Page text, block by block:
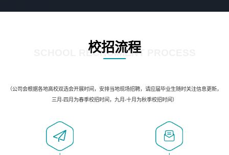
校招流程
SCHOOL RECRUIMENT PROCESS
（公司会根据各地高校双选会开展时间，安排当地现场招聘，请应届毕业生随时关注信息更新，
三月-四月为春季校招时间，九月-十月为秋季校招时间）